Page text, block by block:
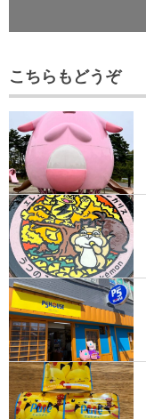
こちらもどうぞ